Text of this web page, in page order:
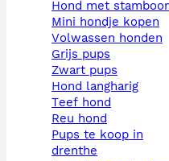
hond met
mini hondje kopen
volwassen honden
grijs pups
zwart pups
hond langharig
teef hond
reu hond
pups te koop in
drenthe